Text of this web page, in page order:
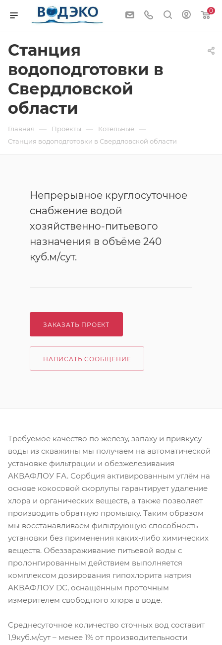
0
Станция
водоподготовки в
Свердловской
области
Главная — Проекты — Котельные —
Станция водоподготовки в Свердловской области
Непрерывное круглосуточное
снабжение водой
хозяйственно-питьевого
назначения в объёме 240
куб.м/сут.
ЗАКАЗАТЬ ПРОЕКТ
НАПИСАТЬ СООБЩЕНИЕ
Требуемое качество по железу, запаху и привкусу
воды из скважины мы получаем на автоматической
установке фильтрации и обезжелезивания
АКВАФЛОУ FА. Сорбция активированным углём на
основе кокосовой скорлупы гарантирует удаление
хлора и органических веществ, а также позволяет
производить обратную промывку. Таким образом
мы восстанавливаем фильтрующую способность
установки без применения каких-либо химических
веществ. Обеззараживание питьевой воды с
пролонгированным действием выполняется
комплексом дозирования гипохлорита натрия
АКВАФЛОУ DC, оснащённым проточным
измерителем свободного хлора в воде.
Среднесуточное количество сточных вод составит
1,9куб.м/сут – менее 1% от производительности